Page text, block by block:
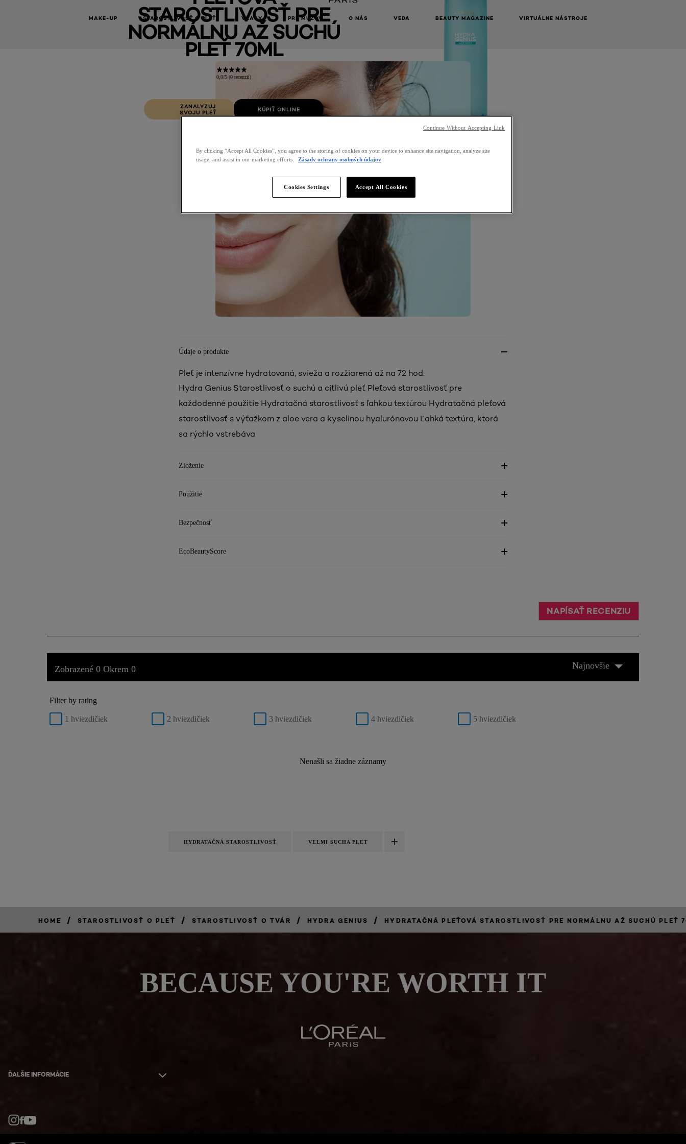
MAKE-UP STAROSTLIVOSŤ O PLEŤ VLASY PRE MUŽOV O NÁS VEDA BEAUTY MAGAZINE VIRTUÁLNE NÁSTROJE
STAROSTLIVOSŤ PRE
NORMÁLNU AŽ SUCHÚ
PLEŤ 70ML
0,0/5 (0 recenzií)
ZANALYZUJ
SVOJU PLEŤ
KÚPIŤ ONLINE
Údaje o produkte
Pleť je intenzívne hydratovaná, svieža a rozžiarená až na 72 hod.
Hydra Genius Starostlivosť o suchú a citlivú pleť Pleťová starostlivosť pre
každodenné použitie Hydratačná starostlivosť s ľahkou textúrou Hydratačná pleťová
starostlivosť s výťažkom z aloe vera a kyselinou hyalurónovou Ľahká textúra, ktorá
sa rýchlo vstrebáva
Zloženie
Použitie
Bezpečnosť
EcoBeautyScore
NAPÍSAŤ RECENZIU
Zobrazené 0 Okrem 0 Najnovšie
Filter by rating
1 hviezdičiek 2 hviezdičiek 3 hviezdičiek 4 hviezdičiek 5 hviezdičiek
Nenašli sa žiadne záznamy
HYDRATAČNÁ STAROSTLIVOSŤ VELMI SUCHA PLET
HOME / STAROSTLIVOSŤ O PLEŤ / STAROSTLIVOSŤ O TVÁR / HYDRA GENIUS / HYDRATAČNÁ PLEŤOVÁ STAROSTLIVOSŤ PRE NORMÁLNU AŽ SUCHÚ PLEŤ
BECAUSE YOU'RE WORTH IT
ĎALŠIE INFORMÁCIE
By clicking “Accept All Cookies”, you agree to the storing of cookies on your device to enhance site navigation, analyze site
usage, and assist in our marketing efforts.
Zásady ochrany osobných údajov
Cookies Settings Accept All Cookies
Continue Without Accepting Link